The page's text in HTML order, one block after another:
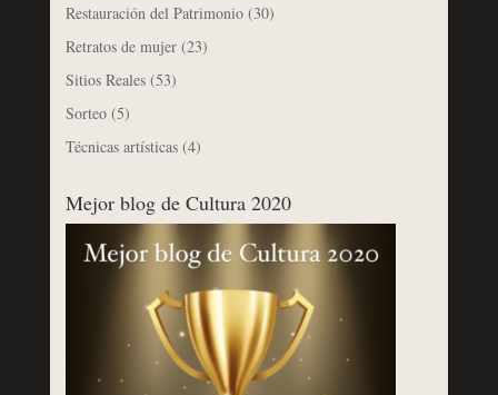
Restauración del Patrimonio(30)
Retratos de mujer(23)
Sitios Reales(53)
Sorteo(5)
Técnicas artísticas(4)
Mejor blog de Cultura 2020